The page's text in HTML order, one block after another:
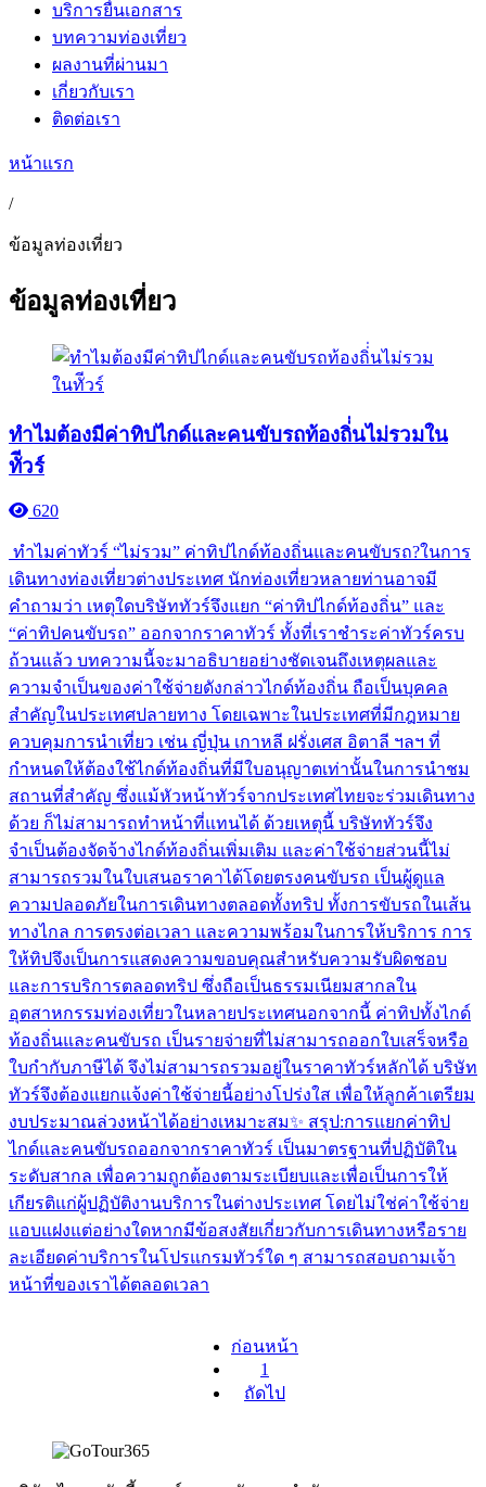
บริการยื่นเอกสาร
บทความท่องเที่ยว
ผลงานที่ผ่านมา
เกี่ยวกับเรา
ติดต่อเรา
หน้าแรก
/
ข้อมูลท่องเที่ยว
ข้อมูลท่องเที่ยว
ทำไมต้องมีค่าทิปไกด์และคนขับรถท้องถิ่่นไม่รวมใน
ทัีวร์
620
ทำไมค่าทัวร์ “ไม่รวม” ค่าทิปไกด์ท้องถิ่นและคนขับรถ?ในการ
เดินทางท่องเที่ยวต่างประเทศ นักท่องเที่ยวหลายท่านอาจมี
คำถามว่า เหตุใดบริษัททัวร์จึงแยก “ค่าทิปไกด์ท้องถิ่น” และ
“ค่าทิปคนขับรถ” ออกจากราคาทัวร์ ทั้งที่เราชำระค่าทัวร์ครบ
ถ้วนแล้ว บทความนี้จะมาอธิบายอย่างชัดเจนถึงเหตุผลและ
ความจำเป็นของค่าใช้จ่ายดังกล่าวไกด์ท้องถิ่น ถือเป็นบุคคล
สำคัญในประเทศปลายทาง โดยเฉพาะในประเทศที่มีกฎหมาย
ควบคุมการนำเที่ยว เช่น ญี่ปุ่น เกาหลี ฝรั่งเศส อิตาลี ฯลฯ ที่
กำหนดให้ต้องใช้ไกด์ท้องถิ่นที่มีใบอนุญาตเท่านั้นในการนำชม
สถานที่สำคัญ ซึ่งแม้หัวหน้าทัวร์จากประเทศไทยจะร่วมเดินทาง
ด้วย ก็ไม่สามารถทำหน้าที่แทนได้ ด้วยเหตุนี้ บริษัททัวร์จึง
จำเป็นต้องจัดจ้างไกด์ท้องถิ่นเพิ่มเติม และค่าใช้จ่ายส่วนนี้ไม่
สามารถรวมในใบเสนอราคาได้โดยตรงคนขับรถ เป็นผู้ดูแล
ความปลอดภัยในการเดินทางตลอดทั้งทริป ทั้งการขับรถในเส้น
ทางไกล การตรงต่อเวลา และความพร้อมในการให้บริการ การ
ให้ทิปจึงเป็นการแสดงความขอบคุณสำหรับความรับผิดชอบ
และการบริการตลอดทริป ซึ่งถือเป็นธรรมเนียมสากลใน
อุตสาหกรรมท่องเที่ยวในหลายประเทศนอกจากนี้ ค่าทิปทั้งไกด์
ท้องถิ่นและคนขับรถ เป็นรายจ่ายที่ไม่สามารถออกใบเสร็จหรือ
ใบกำกับภาษีได้ จึงไม่สามารถรวมอยู่ในราคาทัวร์หลักได้ บริษัท
ทัวร์จึงต้องแยกแจ้งค่าใช้จ่ายนี้อย่างโปร่งใส เพื่อให้ลูกค้าเตรียม
งบประมาณล่วงหน้าได้อย่างเหมาะสม✨ สรุป:การแยกค่าทิป
ไกด์และคนขับรถออกจากราคาทัวร์ เป็นมาตรฐานที่ปฏิบัติใน
ระดับสากล เพื่อความถูกต้องตามระเบียบและเพื่อเป็นการให้
เกียรติแก่ผู้ปฏิบัติงานบริการในต่างประเทศ โดยไม่ใช่ค่าใช้จ่าย
แอบแฝงแต่อย่างใดหากมีข้อสงสัยเกี่ยวกับการเดินทางหรือราย
ละเอียดค่าบริการในโปรแกรมทัวร์ใด ๆ สามารถสอบถามเจ้า
หน้าที่ของเราได้ตลอดเวลา
ก่อนหน้า
1
ถัดไป